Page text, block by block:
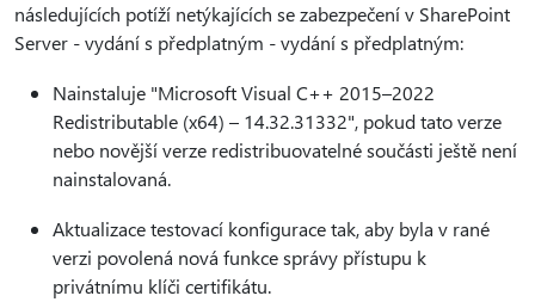
následujících potíží netýkajících se zabezpečení v SharePoint
Server - vydání s předplatným - vydání s předplatným:
Nainstaluje "Microsoft Visual C++ 2015–2022
Redistributable (x64) – 14.32.31332", pokud tato verze
nebo novější verze redistribuovatelné součásti ještě není
nainstalovaná.
Aktualizace testovací konfigurace tak, aby byla v rané
verzi povolená nová funkce správy přístupu k
privátnímu klíči certifikátu.